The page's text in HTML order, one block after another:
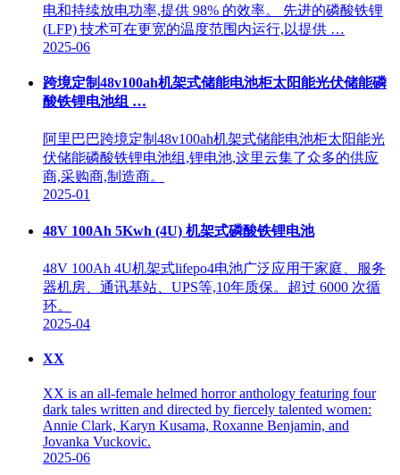
电和持续放电功率,提供 98% 的效率。 先进的磷酸铁锂
(LFP) 技术可在更宽的温度范围内运行,以提供 …
2025-06
跨境定制48v100ah机架式储能电池柜太阳能光伏储能磷
酸铁锂电池组 …
阿里巴巴跨境定制48v100ah机架式储能电池柜太阳能光
伏储能磷酸铁锂电池组,锂电池,这里云集了众多的供应
商,采购商,制造商。
2025-01
48V 100Ah 5Kwh (4U) 机架式磷酸铁锂电池
48V 100Ah 4U机架式lifepo4电池广泛应用于家庭、服务
器机房、通讯基站、UPS等,10年质保。超过 6000 次循
环。
2025-04
XX
XX is an all-female helmed horror anthology featuring four
dark tales written and directed by fiercely talented women:
Annie Clark, Karyn Kusama, Roxanne Benjamin, and
Jovanka Vuckovic.
2025-06